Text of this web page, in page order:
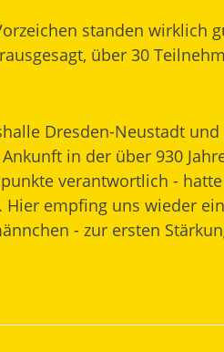
standen wirklich
über 30
Dresden-Neustadt
in der über 930
verantwortlich -
empfing uns wieder
- zur ersten